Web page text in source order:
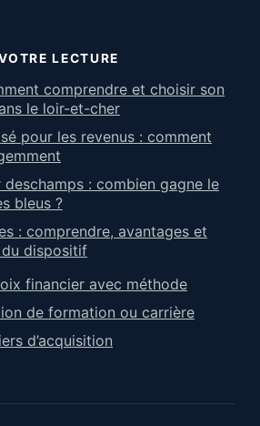
LECTURE
comprendre et choisir son
le loir-et-cher
pour les revenus : comment
deschamps : combien gagne le
bleus ?
: comprendre, avantages et
dispositif
financier avec méthode
de formation ou carrière
d’acquisition